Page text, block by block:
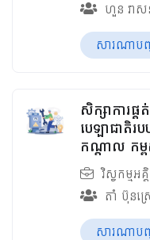
ហួន​ វាស
សារណាបញ្
សិក្សាការផ្
បេឡាជាតិរ
កណ្តាល កម្
វិស្វកម្មអ
តាំ ប៊ុនស្
សារណាបញ្